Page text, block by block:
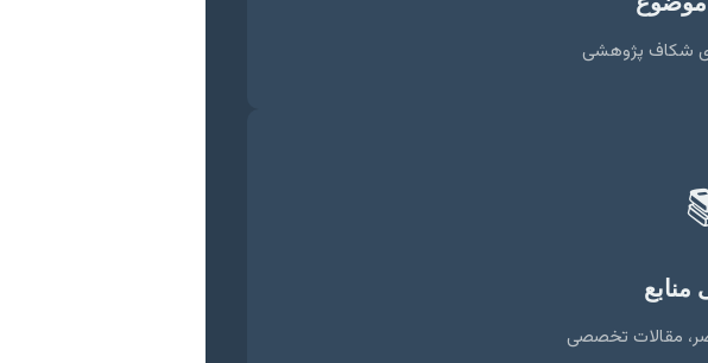
شکاف پژوهشی
مقالات تخصصی